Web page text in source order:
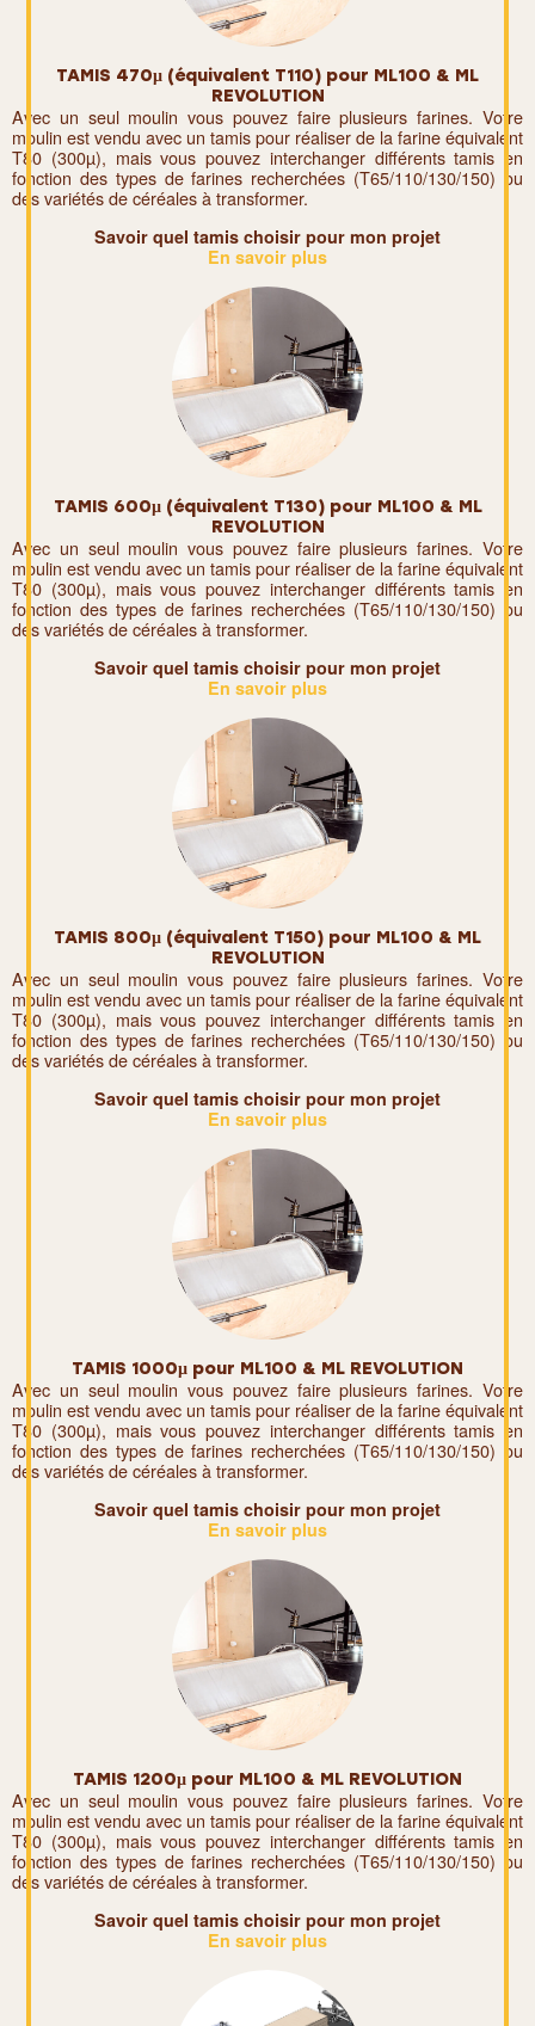
TAMIS 470µ (équivalent T110) pour ML100 & ML
REVOLUTION
Avec un seul moulin vous pouvez faire plusieurs farines. Votre
moulin est vendu avec un tamis pour réaliser de la farine équivalent
T80 (300µ), mais vous pouvez interchanger différents tamis en
fonction des types de farines recherchées (T65/110/130/150) ou
des variétés de céréales à transformer.
Savoir quel tamis choisir pour mon projet
En savoir plus
TAMIS 600µ (équivalent T130) pour ML100 & ML
REVOLUTION
Avec un seul moulin vous pouvez faire plusieurs farines. Votre
moulin est vendu avec un tamis pour réaliser de la farine équivalent
T80 (300µ), mais vous pouvez interchanger différents tamis en
fonction des types de farines recherchées (T65/110/130/150) ou
des variétés de céréales à transformer.
Savoir quel tamis choisir pour mon projet
En savoir plus
TAMIS 800µ (équivalent T150) pour ML100 & ML
REVOLUTION
Avec un seul moulin vous pouvez faire plusieurs farines. Votre
moulin est vendu avec un tamis pour réaliser de la farine équivalent
T80 (300µ), mais vous pouvez interchanger différents tamis en
fonction des types de farines recherchées (T65/110/130/150) ou
des variétés de céréales à transformer.
Savoir quel tamis choisir pour mon projet
En savoir plus
TAMIS 1000µ pour ML100 & ML REVOLUTION
Avec un seul moulin vous pouvez faire plusieurs farines. Votre
moulin est vendu avec un tamis pour réaliser de la farine équivalent
T80 (300µ), mais vous pouvez interchanger différents tamis en
fonction des types de farines recherchées (T65/110/130/150) ou
des variétés de céréales à transformer.
Savoir quel tamis choisir pour mon projet
En savoir plus
TAMIS 1200µ pour ML100 & ML REVOLUTION
Avec un seul moulin vous pouvez faire plusieurs farines. Votre
moulin est vendu avec un tamis pour réaliser de la farine équivalent
T80 (300µ), mais vous pouvez interchanger différents tamis en
fonction des types de farines recherchées (T65/110/130/150) ou
des variétés de céréales à transformer.
Savoir quel tamis choisir pour mon projet
En savoir plus